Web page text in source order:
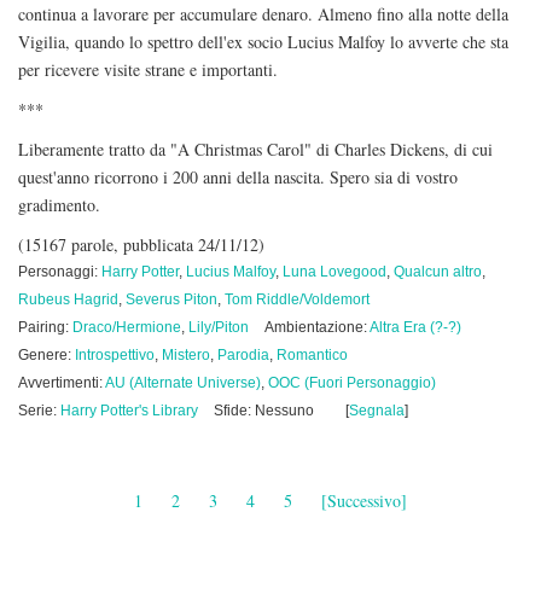
continua a lavorare per accumulare denaro. Almeno fino alla notte della
Vigilia, quando lo spettro dell'ex socio Lucius Malfoy lo avverte che sta
per ricevere visite strane e importanti.
***
Liberamente tratto da "A Christmas Carol" di Charles Dickens, di cui
quest'anno ricorrono i 200 anni della nascita. Spero sia di vostro
gradimento.
(15167 parole, pubblicata 24/11/12)
Personaggi: Harry Potter, Lucius Malfoy, Luna Lovegood , Qualcun altro,
Rubeus Hagrid , Severus Piton, Tom Riddle/Voldemort
Pairing: Draco/Hermione, Lily/Piton Ambientazione:Altra Era (?-?)
Genere: Introspettivo, Mistero, Parodia, Romantico
Avvertimenti:AU (Alternate Universe), OOC (Fuori Personaggio)
Serie: Harry Potter's Library Sfide: Nessuno [Segnala]
1 2 3 4 5 [Successivo]